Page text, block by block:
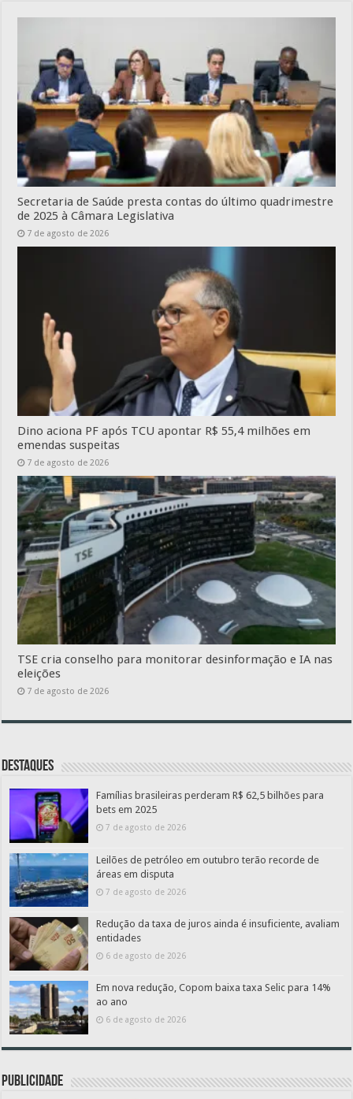
Secretaria de Saúde presta contas do último quadrimestre
de 2025 à Câmara Legislativa
7 de agosto de 2026
Dino aciona PF após TCU apontar R$ 55,4 milhões em
emendas suspeitas
7 de agosto de 2026
TSE cria conselho para monitorar desinformação e IA nas
eleições
7 de agosto de 2026
Destaques
Famílias brasileiras perderam R$ 62,5 bilhões para
bets em 2025
7 de agosto de 2026
Leilões de petróleo em outubro terão recorde de
áreas em disputa
7 de agosto de 2026
Redução da taxa de juros ainda é insuficiente, avaliam
entidades
6 de agosto de 2026
Em nova redução, Copom baixa taxa Selic para 14%
ao ano
6 de agosto de 2026
PUBLICIDADE